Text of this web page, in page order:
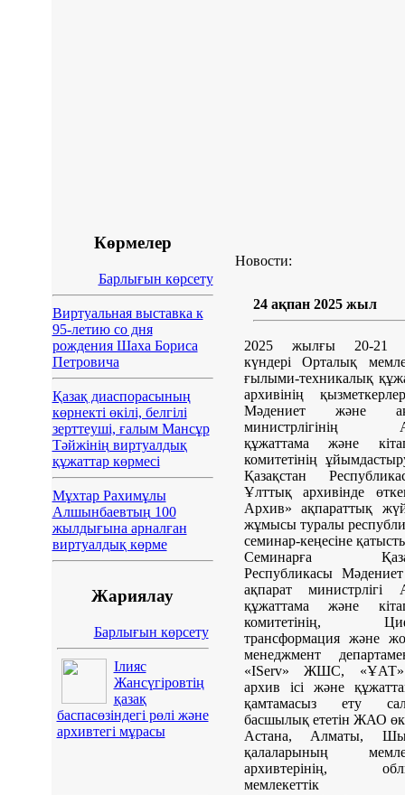
Көрмелер
Барлығын көрсету
Виртуальная выставка к
95-летию со дня
рождения Шаха Бориса
Петровича
Қазақ диаспорасының
көрнекті өкілі, белгілі
зерттеуші, ғалым Мансұр
Тәйжінің виртуалдық
құжаттар көрмесі
Мұхтар Рахимұлы
Алшынбаевтың 100
жылдығына арналған
виртуалдық көрме
Жариялау
Барлығын көрсету
Ілияс
Жансүгіровтің
қазақ
баспасөзіндегі рөлі және
архивтегі мұрасы
Новости:
24 ақпан 2025 жыл
2025 жылғы 20-21
күндері Орталық
ғылыми-техникалық
архивінің
Мәдениет және
министрлігінің
құжаттама және
комитетінің
Қазақстан
Ұлттық архивінде
Архив» ақпараттық
жұмысы туралы
семинар-кеңесіне
Семинарға
Республикасы
ақпарат министрлігі
құжаттама және
комитетінің,
трансформация және
менеджмент
«IServ» ЖШС,
архив ісі және
қамтамасыз ету
басшылық ететін ЖАО
Астана, Алматы,
қалаларының
архивтерінің,
мемлекеттік